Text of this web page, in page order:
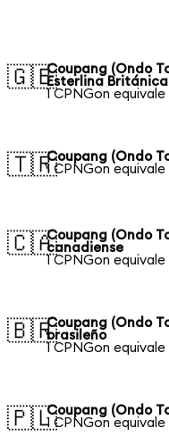
🇬🇧Coupang (Ondo
Esterlina Británica
1 CPNGon equivale
🇹🇷Coupang (Ondo
1 CPNGon
🇨🇦Coupang (Ondo
canadiense
1 CPNGon equivale
🇧🇷Coupang (Ondo
brasileño
1 CPNGon
🇵🇱Coupang (Ondo
1 CPNGon equivale